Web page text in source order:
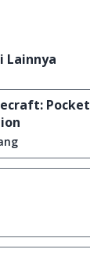
Lainnya
Pocket